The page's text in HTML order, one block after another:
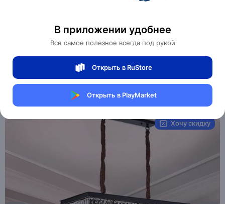
В приложении удобнее
Все самое полезное всегда под рукой
Открыть в RuStore
Открыть в PlayMarket
GRETA 150*28, металл, E14.
Магазин Table lamps
MAI__HE_MAI__GRETA
Хочу скидку